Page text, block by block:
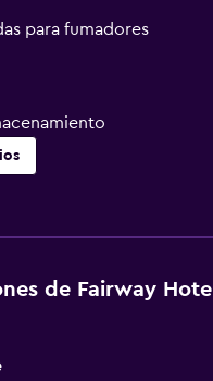
para fumadores
de Fairway Hotel